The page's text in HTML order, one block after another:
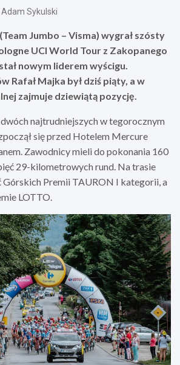
Adam Sykulski
Jumbo – Visma) wygrał szósty
UCI World Tour z Zakopanego
nowym liderem wyścigu.
Rafał Majka był dziś piąty, a w
zajmuje dziewiątą pozycję.
najtrudniejszych w tegorocznym
się przed Hotelem Mercure
Zawodnicy mieli do pokonania 160
29-kilometrowych rund. Na trasie
Górskich Premii TAURON I kategorii, a
LOTTO.